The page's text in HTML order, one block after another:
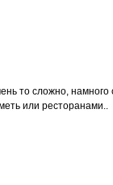
то сложно,
или ресторанами..